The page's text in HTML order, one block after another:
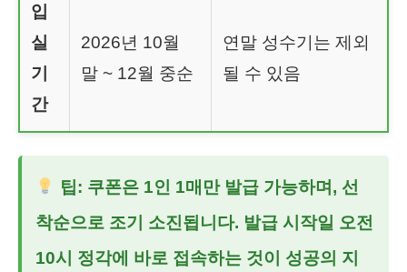
입
실
기
간
2026년 10월
말 ~ 12월 중순
연말 성수기는 제외
될 수 있음
팁: 쿠폰은 1인 1매만 발급 가능하며, 선
착순으로 조기 소진됩니다. 발급 시작일 오전
10시 정각에 바로 접속하는 것이 성공의 지